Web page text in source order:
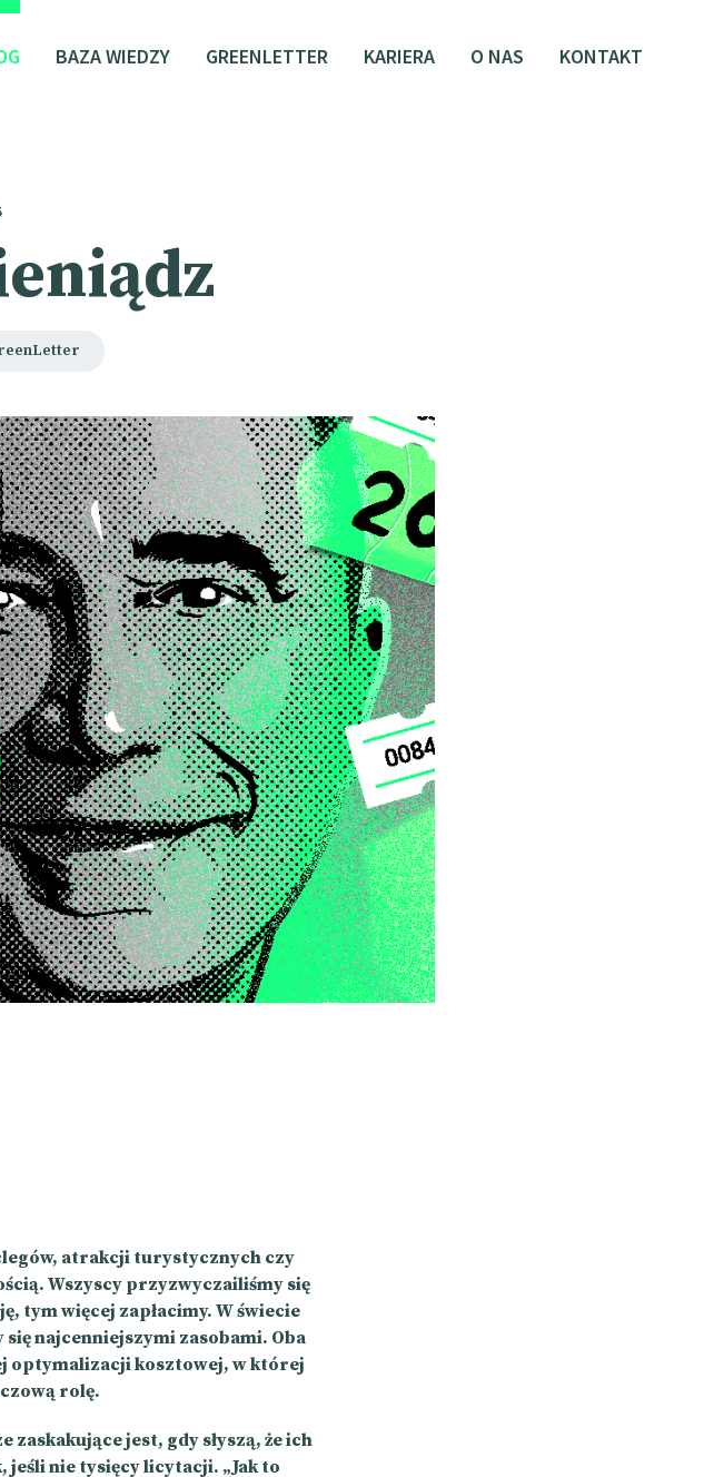
BAZA WIEDZY GREENLETTER KARIERA O NAS KONTAKT
atrakcji turystycznych czy
Wszyscy przyzwyczailiśmy się
tym więcej zapłacimy. W świecie
najcenniejszymi zasobami. Oba
optymalizacji kosztowej, w której
rolę.
jest, gdy słyszą, że ich
jeśli nie tysięcy licytacji. „Jak to